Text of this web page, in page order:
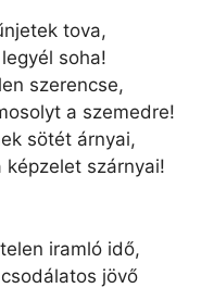
tova,
soha!
szerencse,
a szemedre!
sötét árnyai,
szárnyai!
iramló idő,
jövő